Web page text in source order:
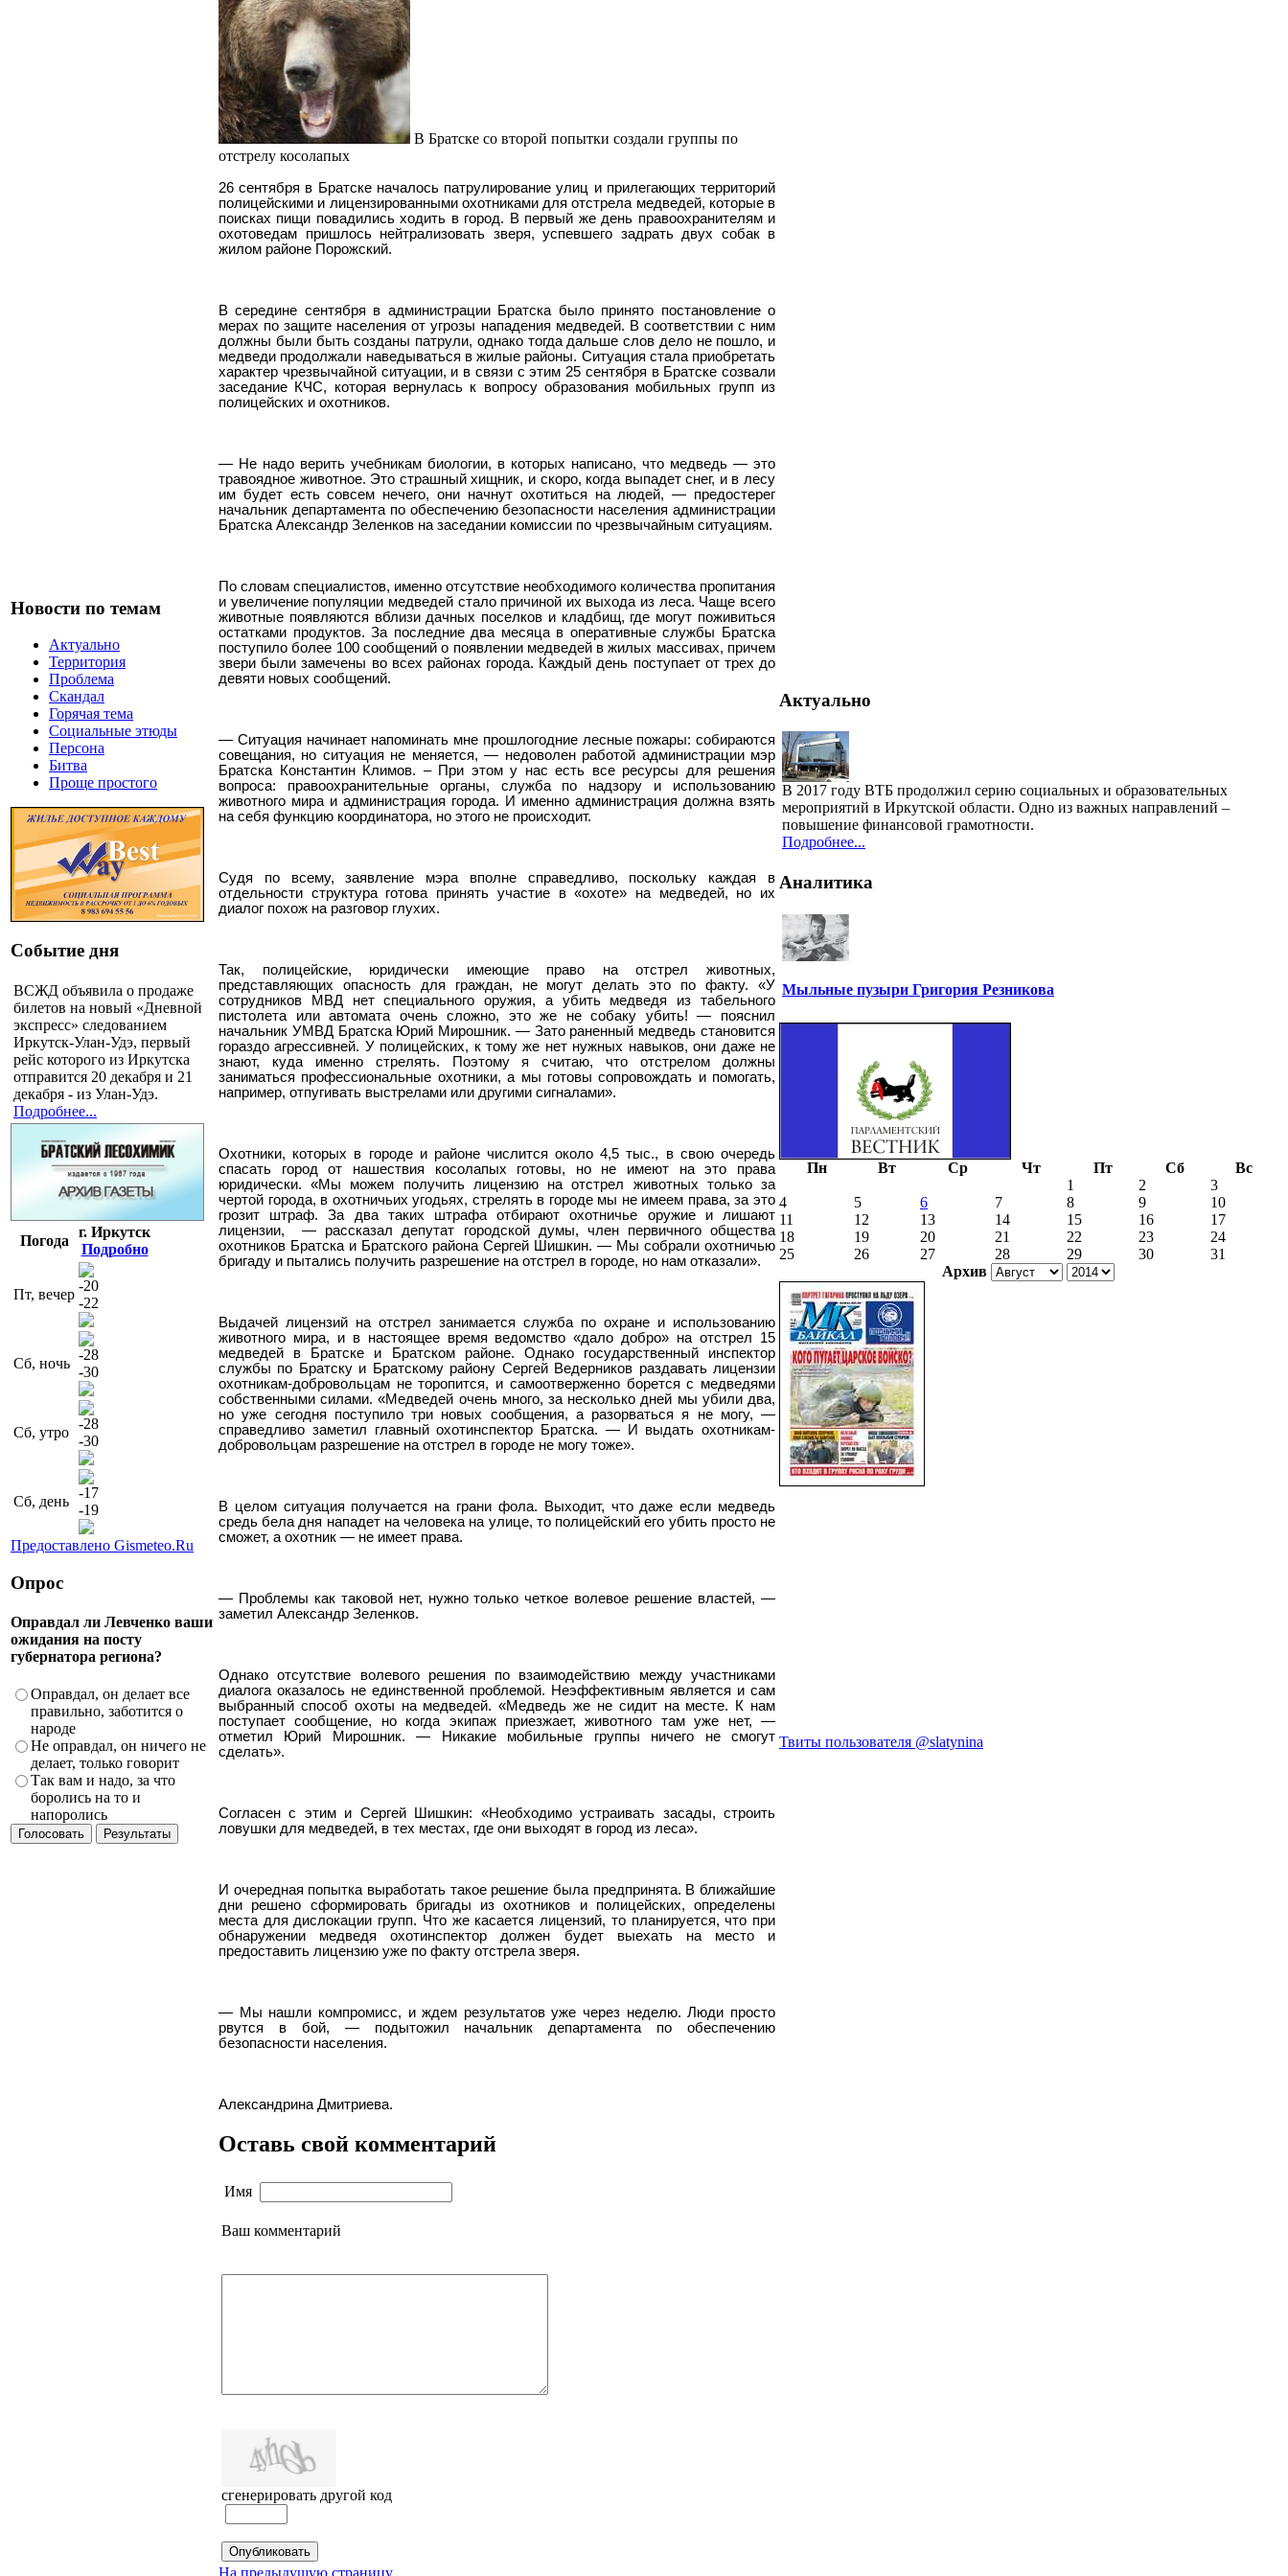
Новости по темам
Актуально
Территория
Проблема
Скандал
Горячая тема
Социальные этюды
Персона
Битва
Проще простого
Событие дня
ВСЖД объявила о продаже
билетов на новый «Дневной
экспресс» следованием
Иркутск-Улан-Удэ, первый
рейс которого из Иркутска
отправится 20 декабря и 21
декабря - из Улан-Удэ.
Подробнее...
Погода
г. Иркутск
Подробно
Пт, вечер
-20
-22
Сб, ночь
-28
-30
Сб, утро
-28
-30
Сб, день
-17
-19
Предоставлено Gismeteo.Ru
Опрос
Оправдал ли Левченко ваши
ожидания на посту
губернатора региона?
Оправдал, он делает все
правильно, заботится о
народе
Не оправдал, он ничего не
делает, только говорит
Так вам и надо, за что
боролись на то и
напоролись
В Братске со второй попытки создали группы по
отстрелу косолапых
26 сентября в Братске началось патрулирование улиц и прилегающих территорий
полицейскими и лицензированными охотниками для отстрела медведей, которые в
поисках пищи повадились ходить в город. В первый же день правоохранителям и
охотоведам пришлось нейтрализовать зверя, успевшего задрать двух собак в
жилом районе Порожский.
В середине сентября в администрации Братска было принято постановление о
мерах по защите населения от угрозы нападения медведей. В соответствии с ним
должны были быть созданы патрули, однако тогда дальше слов дело не пошло, и
медведи продолжали наведываться в жилые районы. Ситуация стала приобретать
характер чрезвычайной ситуации, и в связи с этим 25 сентября в Братске созвали
заседание КЧС, которая вернулась к вопросу образования мобильных групп из
полицейских и охотников.
— Не надо верить учебникам биологии, в которых написано, что медведь — это
травоядное животное. Это страшный хищник, и скоро, когда выпадет снег, и в лесу
им будет есть совсем нечего, они начнут охотиться на людей, — предостерег
начальник департамента по обеспечению безопасности населения администрации
Братска Александр Зеленков на заседании комиссии по чрезвычайным ситуациям.
По словам специалистов, именно отсутствие необходимого количества пропитания
и увеличение популяции медведей стало причиной их выхода из леса. Чаще всего
животные появляются вблизи дачных поселков и кладбищ, где могут поживиться
остатками продуктов. За последние два месяца в оперативные службы Братска
поступило более 100 сообщений о появлении медведей в жилых массивах, причем
звери были замечены во всех районах города. Каждый день поступает от трех до
девяти новых сообщений.
— Ситуация начинает напоминать мне прошлогодние лесные пожары: собираются
совещания, но ситуация не меняется, — недоволен работой администрации мэр
Братска Константин Климов. – При этом у нас есть все ресурсы для решения
вопроса: правоохранительные органы, служба по надзору и использованию
животного мира и администрация города. И именно администрация должна взять
на себя функцию координатора, но этого не происходит.
Судя по всему, заявление мэра вполне справедливо, поскольку каждая в
отдельности структура готова принять участие в «охоте» на медведей, но их
диалог похож на разговор глухих.
Так, полицейские, юридически имеющие право на отстрел животных,
представляющих опасность для граждан, не могут делать это по факту. «У
сотрудников МВД нет специального оружия, а убить медведя из табельного
пистолета или автомата очень сложно, это же не собаку убить! — пояснил
начальник УМВД Братска Юрий Мирошник. — Зато раненный медведь становится
гораздо агрессивней. У полицейских, к тому же нет нужных навыков, они даже не
знают, куда именно стрелять. Поэтому я считаю, что отстрелом должны
заниматься профессиональные охотники, а мы готовы сопровождать и помогать,
например, отпугивать выстрелами или другими сигналами».
Охотники, которых в городе и районе числится около 4,5 тыс., в свою очередь
спасать город от нашествия косолапых готовы, но не имеют на это права
юридически. «Мы можем получить лицензию на отстрел животных только за
чертой города, в охотничьих угодьях, стрелять в городе мы не имеем права, за это
грозит штраф. За два таких штрафа отбирают охотничье оружие и лишают
лицензии,
— рассказал депутат городской думы, член первичного общества
охотников Братска и Братского района Сергей Шишкин. — Мы собрали охотничью
бригаду и пытались получить разрешение на отстрел в городе, но нам отказали».
Выдачей лицензий на отстрел занимается служба по охране и использованию
животного мира, и в настоящее время ведомство «дало добро» на отстрел 15
медведей в Братске и Братском районе. Однако государственный инспектор
службы по Братску и Братскому району Сергей Ведерников раздавать лицензии
охотникам-добровольцам не торопится, и самоотверженно борется с медведями
собственными силами. «Медведей очень много, за несколько дней мы убили два,
но уже сегодня поступило три новых сообщения, а разорваться я не могу, —
справедливо заметил главный охотинспектор Братска. — И выдать охотникам-
добровольцам разрешение на отстрел в городе не могу тоже».
В целом ситуация получается на грани фола. Выходит, что даже если медведь
средь бела дня нападет на человека на улице, то полицейский его убить просто не
сможет, а охотник — не имеет права.
— Проблемы как таковой нет, нужно только четкое волевое решение властей, —
заметил Александр Зеленков.
Однако отсутствие волевого решения по взаимодействию между участниками
диалога оказалось не единственной проблемой. Неэффективным является и сам
выбранный способ охоты на медведей. «Медведь же не сидит на месте. К нам
поступает сообщение, но когда экипаж приезжает, животного там уже нет, —
отметил Юрий Мирошник. — Никакие мобильные группы ничего не смогут
сделать».
Согласен с этим и Сергей Шишкин: «Необходимо устраивать засады, строить
ловушки для медведей, в тех местах, где они выходят в город из леса».
И очередная попытка выработать такое решение была предпринята. В ближайшие
дни решено сформировать бригады из охотников и полицейских, определены
места для дислокации групп. Что же касается лицензий, то планируется, что при
обнаружении медведя охотинспектор должен будет выехать на место и
предоставить лицензию уже по факту отстрела зверя.
— Мы нашли компромисс, и ждем результатов уже через неделю. Люди просто
рвутся в бой, — подытожил начальник департамента по обеспечению
безопасности населения.
Александрина Дмитриева.
Оставь свой комментарий
Имя
Ваш комментарий
сгенерировать другой код
На предыдущую страницу
Актуально
В 2017 году ВТБ продолжил серию социальных и образовательных
мероприятий в Иркутской области. Одно из важных направлений –
повышение финансовой грамотности.
Подробнее...
Аналитика
Мыльные пузыри Григория Резникова
Пн Вт Ср Чт Пт Сб
Вс
1
2
3
4
5 6 7 8 9
10
11
12 13 14 15 16
17
18
19 20 21 22 23
24
25
26 27 28 29 30
31
Архив
Твиты пользователя @slatynina